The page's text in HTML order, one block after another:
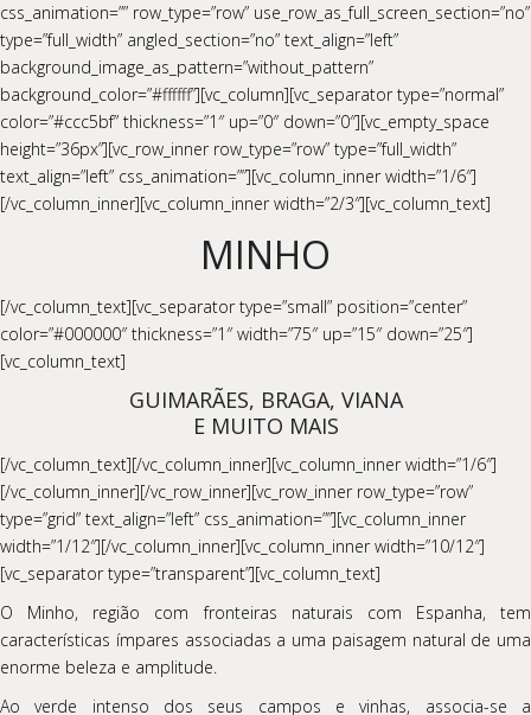
css_animation=”” row_type=”row” use_row_as_full_screen_section=”no”
type=”full_width” angled_section=”no” text_align=”left”
background_image_as_pattern=”without_pattern”
background_color=”#ffffff”][vc_column][vc_separator type=”normal”
color=”#ccc5bf” thickness=”1″ up=”0″ down=”0″][vc_empty_space
height=”36px”][vc_row_inner row_type=”row” type=”full_width”
text_align=”left” css_animation=””][vc_column_inner width=”1/6″]
[/vc_column_inner][vc_column_inner width=”2/3″][vc_column_text]
MINHO
[/vc_column_text][vc_separator type=”small” position=”center”
color=”#000000″ thickness=”1″ width=”75″ up=”15″ down=”25″]
[vc_column_text]
GUIMARÃES, BRAGA, VIANA
E MUITO MAIS
[/vc_column_text][/vc_column_inner][vc_column_inner width=”1/6″]
[/vc_column_inner][/vc_row_inner][vc_row_inner row_type=”row”
type=”grid” text_align=”left” css_animation=””][vc_column_inner
width=”1/12″][/vc_column_inner][vc_column_inner width=”10/12″]
[vc_separator type=”transparent”][vc_column_text]
O Minho, região com fronteiras naturais com Espanha, tem
características ímpares associadas a uma paisagem natural de uma
enorme beleza e amplitude.
Ao verde intenso dos seus campos e vinhas, associa-se a